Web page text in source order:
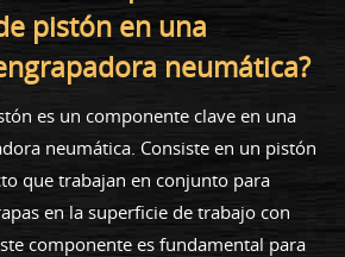
pistón en una
neumática?
es un componente clave en una
neumática. Consiste en un pistón
que trabajan en conjunto para
en la superficie de trabajo con
componente es fundamental para